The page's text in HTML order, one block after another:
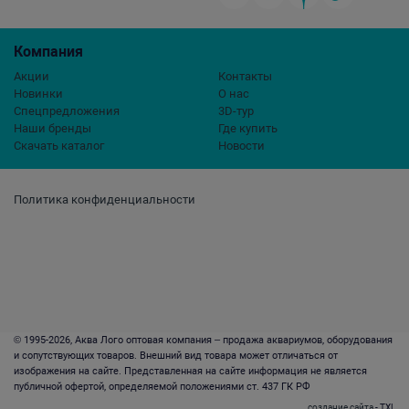
Политика конфиденциальности
Компания
Акции
Новинки
Спецпредложения
Наши бренды
Скачать каталог
Контакты
О нас
3D-тур
Где купить
Новости
© 1995-2026, Аква Лого оптовая компания – продажа аквариумов, оборудования
и сопутствующих товаров. Внешний вид товара может отличаться от
изображения на сайте. Представленная на сайте информация не является
публичной офертой, определяемой положениями ст. 437 ГК РФ